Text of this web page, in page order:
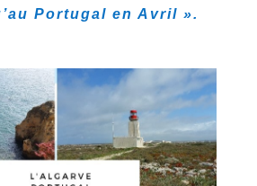
Portugal en Avril ».